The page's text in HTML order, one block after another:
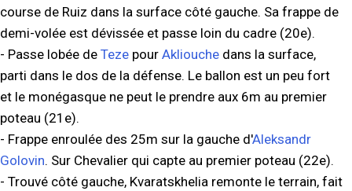
course de Ruiz dans la surface côté gauche. Sa frappe de
demi-volée est dévissée et passe loin du cadre (20e).
- Passe lobée de Teze pour Akliouche dans la surface,
parti dans le dos de la défense. Le ballon est un peu fort
et le monégasque ne peut le prendre aux 6m au premier
poteau (21e).
- Frappe enroulée des 25m sur la gauche d'Aleksandr
Golovin. Sur Chevalier qui capte au premier poteau (22e).
- Trouvé côté gauche, Kvaratskhelia remonte le terrain, fait